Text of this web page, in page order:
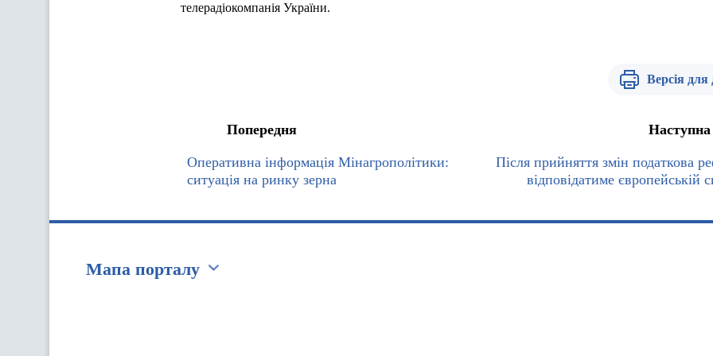
телерадіокомпанія України.
Версія для
Попередня
Оперативна інформація Мінагрополітики:
ситуація на ринку зерна
Наступна
Після прийняття змін податкова
відповідатиме європейській
Мапа порталу